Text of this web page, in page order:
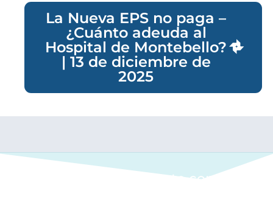
La Nueva EPS no paga –
¿Cuánto adeuda al
Hospital de Montebello?
| 13 de diciembre de
2025
Ponte en contacto con